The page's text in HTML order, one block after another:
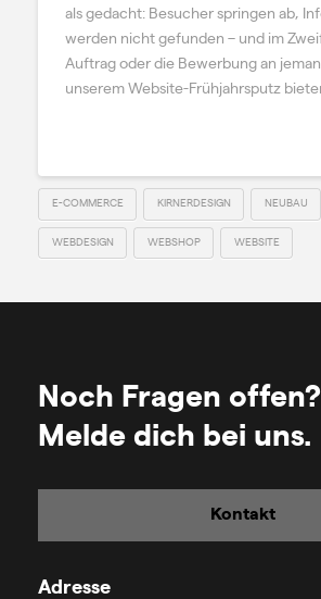
als gedacht: Besucher springen ab,
werden nicht gefunden – und im
Auftrag oder die Bewerbung an
unserem Website-Frühjahrsputz
E-COMMERCE KIRNERDESIGN NEUBAU
WEBDESIGN WEBSHOP WEBSITE
Noch Fragen offen?
Melde dich bei uns.
Kontakt
Adresse